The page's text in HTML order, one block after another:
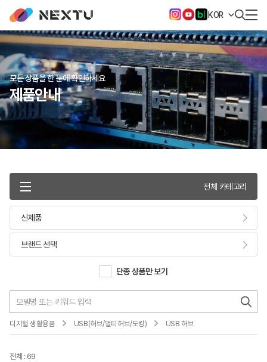
KOR
모든 상품을 한 눈에 확인하세요
제품안내
전체 카테고리
신제품
브랜드 선택
단종 상품만 보기
디지털 생활용품 USB(허브/멀티허브/도킹) USB 허브
전체 : 69